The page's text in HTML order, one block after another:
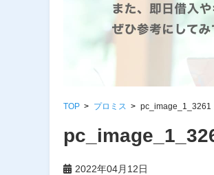
TOP プロミス pc_image_1_3261
2022年04月12日